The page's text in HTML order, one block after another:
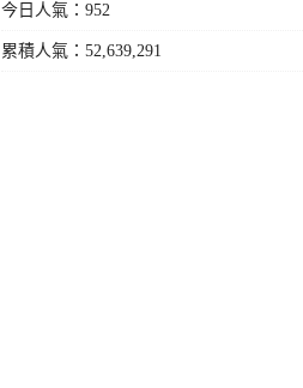
今日人氣：952
累積人氣：52,639,291